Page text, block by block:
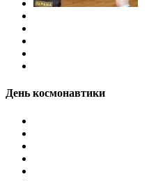
День космонавтики